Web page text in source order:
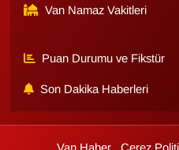
Van Namaz Vakitleri
Puan Durumu ve Fikstür
Son Dakika Haberleri
Turizm
VAN'DA SPOR
Vasıta